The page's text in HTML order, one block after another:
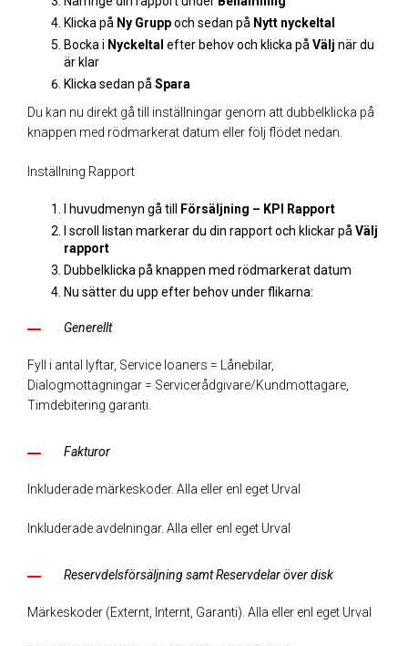
Klicka på Ny Gruppoch sedan på Nytt nyckeltal
Bocka i Nyckeltal efter behov och klicka på Välj när du
är klar
Klicka sedan på Spara
Du kan nu direkt gå till inställningar genom att dubbelklicka på
knappen med rödmarkerat datum eller följ flödet nedan.
Inställning Rapport
I huvudmenyn gå till
Försäljning – KPI Rapport
I scroll listan markerar du din rapport och klickar på Välj
rapport
Dubbelklicka på knappen med rödmarkerat datum
Nu sätter du upp efter behov under flikarna:
Generellt
Fyll i antal lyftar, Service loaners = Lånebilar,
Dialogmottagningar = Servicerådgivare/Kundmottagare,
Timdebitering garanti.
Fakturor
Inkluderade märkeskoder. Alla eller enl eget Urval
Inkluderade avdelningar. Alla eller enl eget Urval
Reservdelsförsäljning samt Reservdelar över disk
Märkeskoder (Externt, Internt, Garanti). Alla eller enl eget Urval